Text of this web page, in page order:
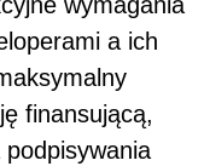
a ich
finansującą,